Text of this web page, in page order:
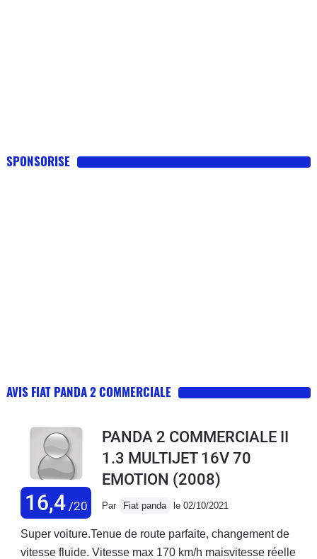
SPONSORISE
AVIS FIAT PANDA 2 COMMERCIALE
16,4/20
PANDA 2 COMMERCIALE II
1.3 MULTIJET 16V 70
EMOTION (2008)
Par Fiat panda le 02/10/2021
Super voiture.Tenue de route parfaite, changement de
vitesse fluide. Vitesse max 170 km/h maisvitesse réelle